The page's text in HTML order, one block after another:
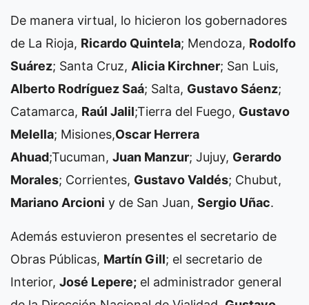
De manera virtual, lo hicieron los gobernadores
de La Rioja, Ricardo Quintela; Mendoza, Rodolfo
Suárez; Santa Cruz, Alicia Kirchner; San Luis,
Alberto Rodríguez Saá; Salta, Gustavo Sáenz;
Catamarca, Raúl Jalil;Tierra del Fuego, Gustavo
Melella; Misiones,Oscar Herrera
Ahuad;Tucuman, Juan Manzur; Jujuy, Gerardo
Morales; Corrientes, Gustavo Valdés; Chubut,
Mariano Arcioni y de San Juan, Sergio Uñac.
Además estuvieron presentes el secretario de
Obras Públicas, Martín Gill; el secretario de
Interior, José Lepere; el administrador general